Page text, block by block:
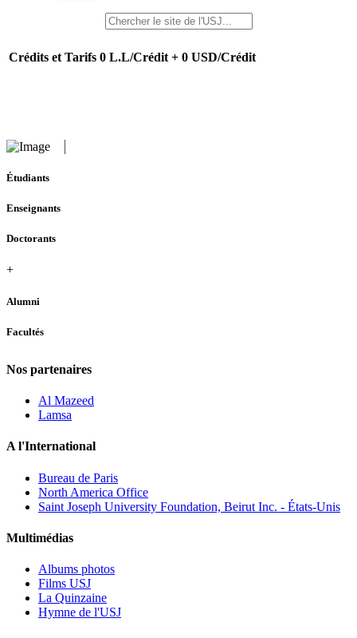
Crédits et Tarifs 0 L.L/Crédit + 0 USD/Crédit
Étudiants
Enseignants
Doctorants
+
Alumni
Facultés
Nos partenaires
Al Mazeed
Lamsa
A l'International
Bureau de Paris
North America Office
Saint Joseph University Foundation, Beirut Inc. - États-Unis
Multimédias
Albums photos
Films USJ
La Quinzaine
Hymne de l'USJ